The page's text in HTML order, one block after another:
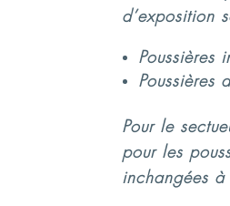
d’exposition
Pour le
pour les
inchangées